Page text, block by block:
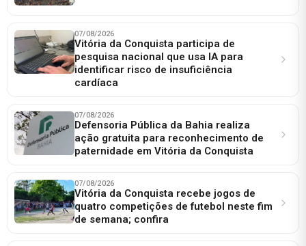
07/08/2026
Vitória da Conquista participa de
pesquisa nacional que usa IA para
identificar risco de insuficiência
cardíaca
07/08/2026
Defensoria Pública da Bahia realiza
ação gratuita para reconhecimento de
paternidade em Vitória da Conquista
07/08/2026
Vitória da Conquista recebe jogos de
quatro competições de futebol neste fim
de semana; confira